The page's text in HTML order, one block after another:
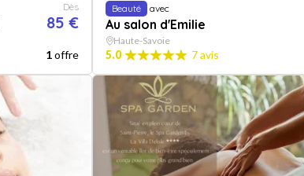
Dès
85 €
1offre
Beauté avec
Au salon d'Emilie
Haute-Savoie
5.0 7 avis